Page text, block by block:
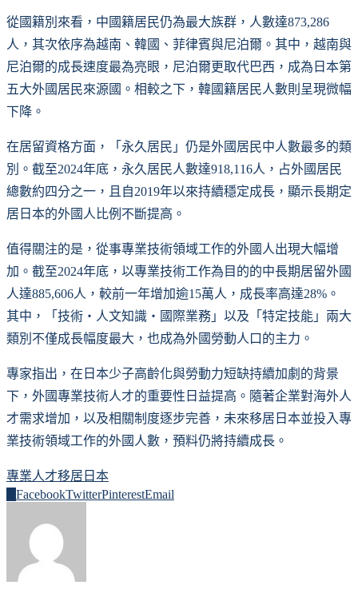
從國籍別來看，中國籍居民仍為最大族群，人數達873,286
人，其次依序為越南、韓國、菲律賓與尼泊爾。其中，越南與
尼泊爾的成長速度最為亮眼，尼泊爾更取代巴西，成為日本第
五大外國居民來源國。相較之下，韓國籍居民人數則呈現微幅
下降。
在居留資格方面，「永久居民」仍是外國居民中人數最多的類
別。截至2024年底，永久居民人數達918,116人，占外國居民
總數約四分之一，且自2019年以來持續穩定成長，顯示長期定
居日本的外國人比例不斷提高。
值得關注的是，從事專業技術領域工作的外國人出現大幅增
加。截至2024年底，以專業技術工作為目的的中長期居留外國
人達885,606人，較前一年增加逾15萬人，成長率高達28%。
其中，「技術・人文知識・國際業務」以及「特定技能」兩大
類別不僅成長幅度最大，也成為外國勞動人口的主力。
專家指出，在日本少子高齡化與勞動力短缺持續加劇的背景
下，外國專業技術人才的重要性日益提高。隨著企業對海外人
才需求增加，以及相關制度逐步完善，未來移居日本並投入專
業技術領域工作的外國人數，預料仍將持續成長。
專業人才移居日本
FacebookTwitterPinterestEmail